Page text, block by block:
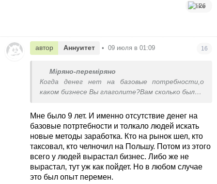
26
автор Аннуитет • 09 июля в 01:09 16
Міряно-переміряно
Когда денег нет на базовые потребности,о
каком бизнесе Вы глаголите?Вам сколько было в
Мне было 9 лет. И именно отсутствие денег на
базовые потртебности и толкало людей искать
новые методы заработка. Кто на рынок шел, кто
таксовал, кто челночил на Польшу. Потом из этого
всего у людей вырастал бизнес. Либо же не
вырастал, тут уж как пойдет. Но в любом случае
это был опыт перемен.